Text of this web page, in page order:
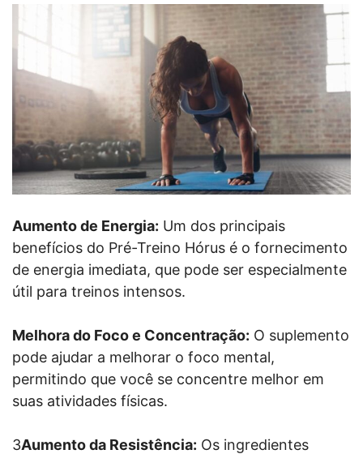
Aumento de Energia: Um dos principais
benefícios do Pré-Treino Hórus é o fornecimento
de energia imediata, que pode ser especialmente
útil para treinos intensos.
Melhora do Foco e Concentração: O suplemento
pode ajudar a melhorar o foco mental,
permitindo que você se concentre melhor em
suas atividades físicas.
3Aumento da Resistência: Os ingredientes